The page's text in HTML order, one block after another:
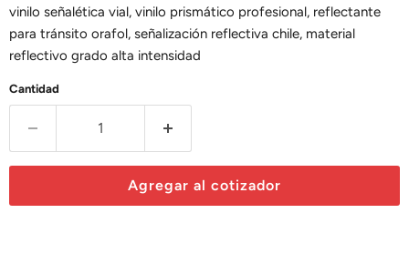
vinilo señalética vial, vinilo prismático profesional, reflectante
para tránsito orafol, señalización reflectiva chile, material
reflectivo grado alta intensidad
Cantidad
Agregar al cotizador